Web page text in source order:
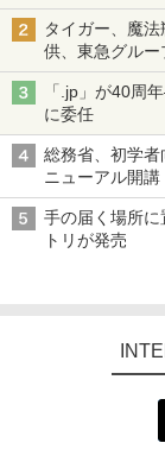
タイガー、魔
供、東急グル
ル TIVIP」
「.jp」が40周
に委任
総務省、初学者
ニューアル開
手の届く場所
トリが発売